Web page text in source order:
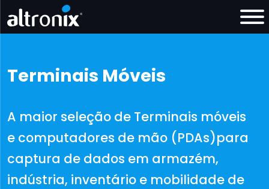
Terminais Móveis
A maior seleção de Terminais móveis
e computadores de mão (PDAs)para
captura de dados em armazém,
indústria, inventário e mobilidade de